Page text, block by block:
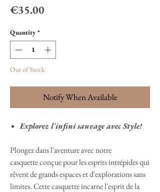
€35.00
Quantity *
Out of Stock
Notify When Available
Explorez l'infini sauvage avec Style!
Plongez dans l'aventure avec notre
casquette conçue pour les esprits intrépides qui
rêvent de grands espaces et d'explorations sans
limites. Cette casquette incarne l'esprit de la